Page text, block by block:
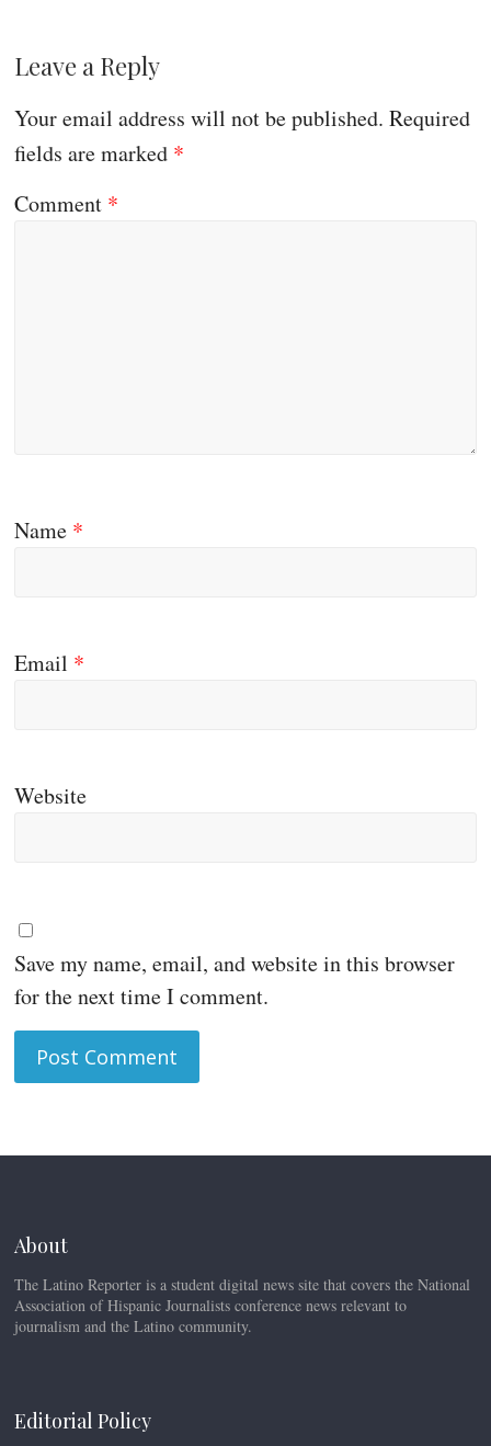
Leave a Reply
Your email address will not be published. Required
fields are marked *
Comment *
Name *
Email *
Website
Save my name, email, and website in this browser
for the next time I comment.
About
The Latino Reporter is a student digital news site that covers the National
Association of Hispanic Journalists conference news relevant to
journalism and the Latino community.
Editorial Policy